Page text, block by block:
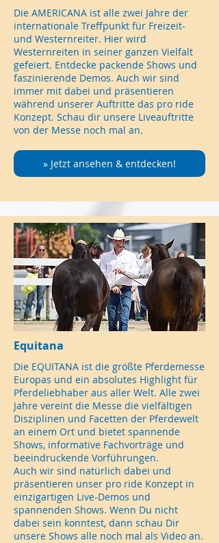
Die AMERICANA ist alle zwei Jahre der
internationale Treffpunkt für Freizeit-
und Westernreiter. Hier wird
Westernreiten in seiner ganzen Vielfalt
gefeiert. Entdecke packende Shows und
faszinierende Demos. Auch wir sind
immer mit dabei und präsentieren
während unserer Auftritte das pro ride
Konzept. Schau dir unsere Liveauftritte
von der Messe noch mal an.
» Jetzt ansehen & entdecken!
Equitana
Die EQUITANA ist die größte Pferdemesse
Europas und ein absolutes Highlight für
Pferdeliebhaber aus aller Welt. Alle zwei
Jahre vereint die Messe die vielfältigen
Disziplinen und Facetten der Pferdewelt
an einem Ort und bietet spannende
Shows, informative Fachvorträge und
beeindruckende Vorführungen.
Auch wir sind natürlich dabei und
präsentieren unser pro ride Konzept in
einzigartigen Live-Demos und
spannenden Shows. Wenn Du nicht
dabei sein konntest, dann schau Dir
unsere Shows alle noch mal als Video an.